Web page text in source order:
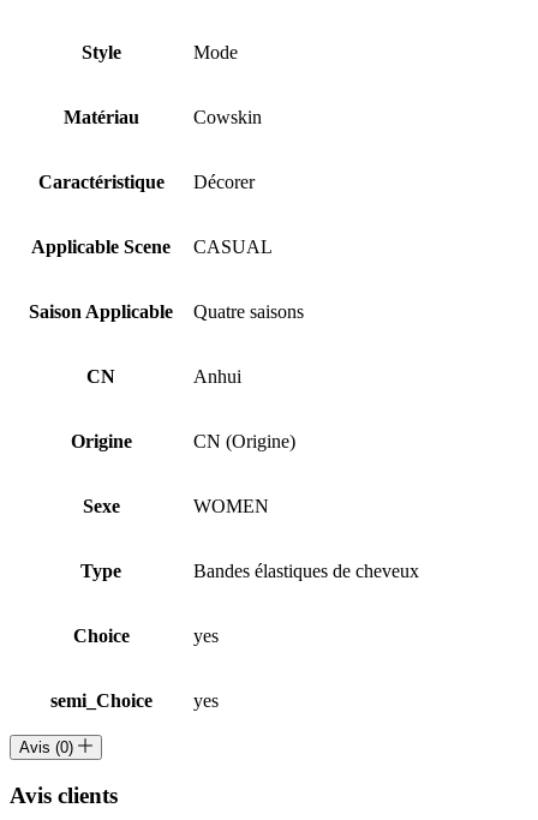
Style Mode
Matériau Cowskin
Caractéristique Décorer
Applicable Scene CASUAL
Saison Applicable Quatre saisons
CN Anhui
Origine CN (Origine)
Sexe WOMEN
Type Bandes élastiques de cheveux
Choice yes
semi_Choice yes
Avis (0)
Avis clients